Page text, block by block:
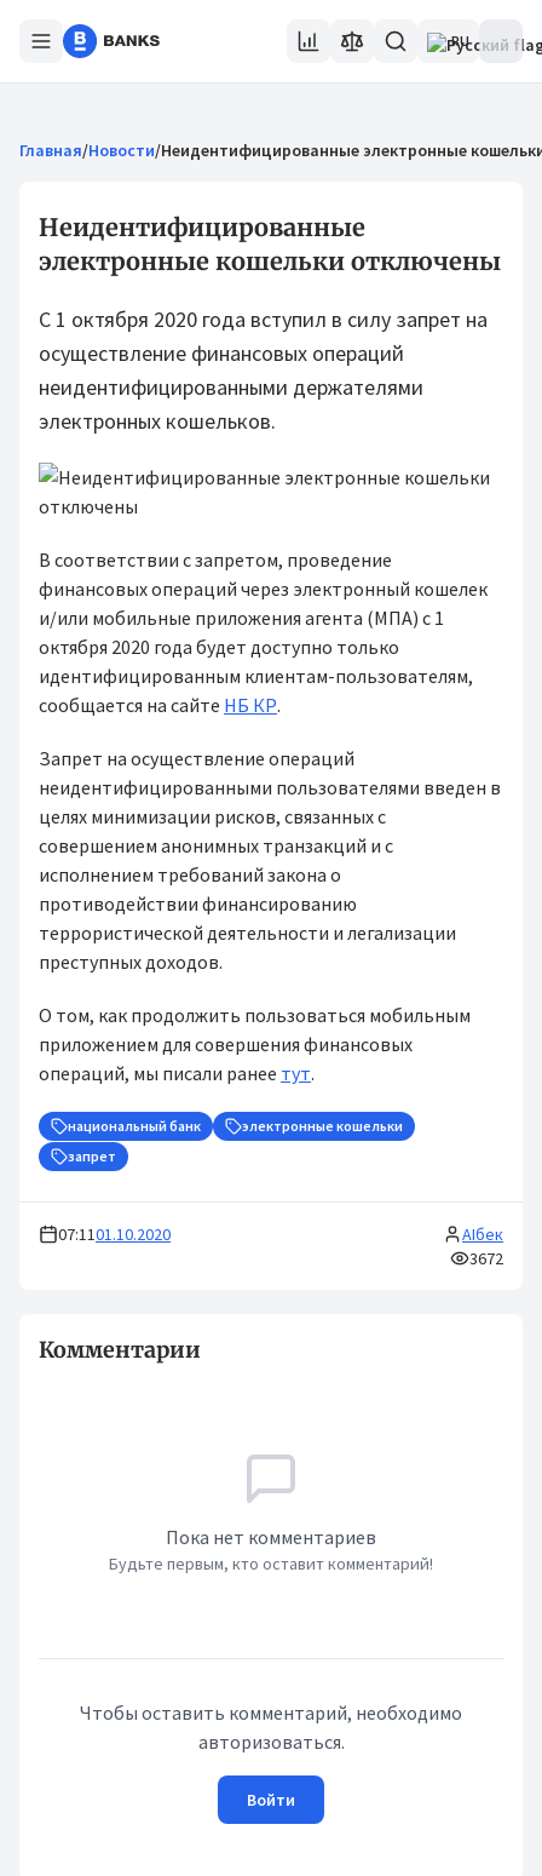
RU
Главная/Новости/Неидентифицированные электронные
Неидентифицированные
электронные кошельки отключены
С 1 октября 2020 года вступил в силу запрет на
осуществление финансовых операций
неидентифицированными держателями
электронных кошельков.
В соответствии с запретом, проведение
финансовых операций через электронный кошелек
и/или мобильные приложения агента (МПА) с 1
октября 2020 года будет доступно только
идентифицированным клиентам-пользователям,
сообщается на сайте НБ КР.
Запрет на осуществление операций
неидентифицированными пользователями введен в
целях минимизации рисков, связанных с
совершением анонимных транзакций и c
исполнением требований закона о
противодействии финансированию
террористической деятельности и легализации
преступных доходов.
О том, как продолжить пользоваться мобильным
приложением для совершения финансовых
операций, мы писали ранее тут.
национальный банк
электронные кошельки
запрет
07:1101.10.2020
AIбек
3672
Комментарии
Пока нет комментариев
Будьте первым, кто оставит комментарий!
Чтобы оставить комментарий, необходимо
авторизоваться.
Войти